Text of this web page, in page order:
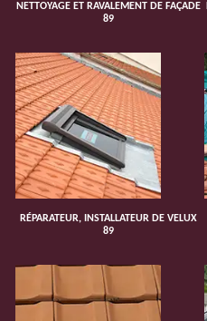
NETTOYAGE ET RAVALEMENT DE FAÇADE
89
RÉPARATEUR, INSTALLATEUR DE VELUX
89